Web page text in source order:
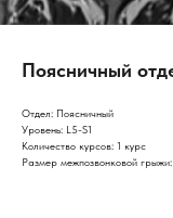
Поясничный
Отдел: Поясничный
Уровень: L5-S1
Количество курсов: 1 курс
Размер межпозвонковой